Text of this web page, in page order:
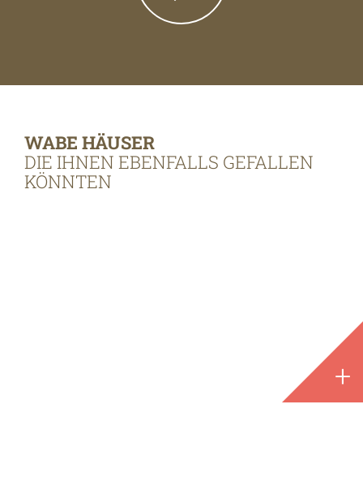
WABE HÄUSER
DIE IHNEN EBENFALLS GEFALLEN
KÖNNTEN
+